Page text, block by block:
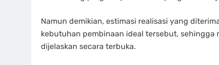
Namun demikian, estimasi realisasi yang
kebutuhan pembinaan ideal tersebut,
dijelaskan secara terbuka.